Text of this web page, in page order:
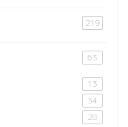
219
63
13
34
28